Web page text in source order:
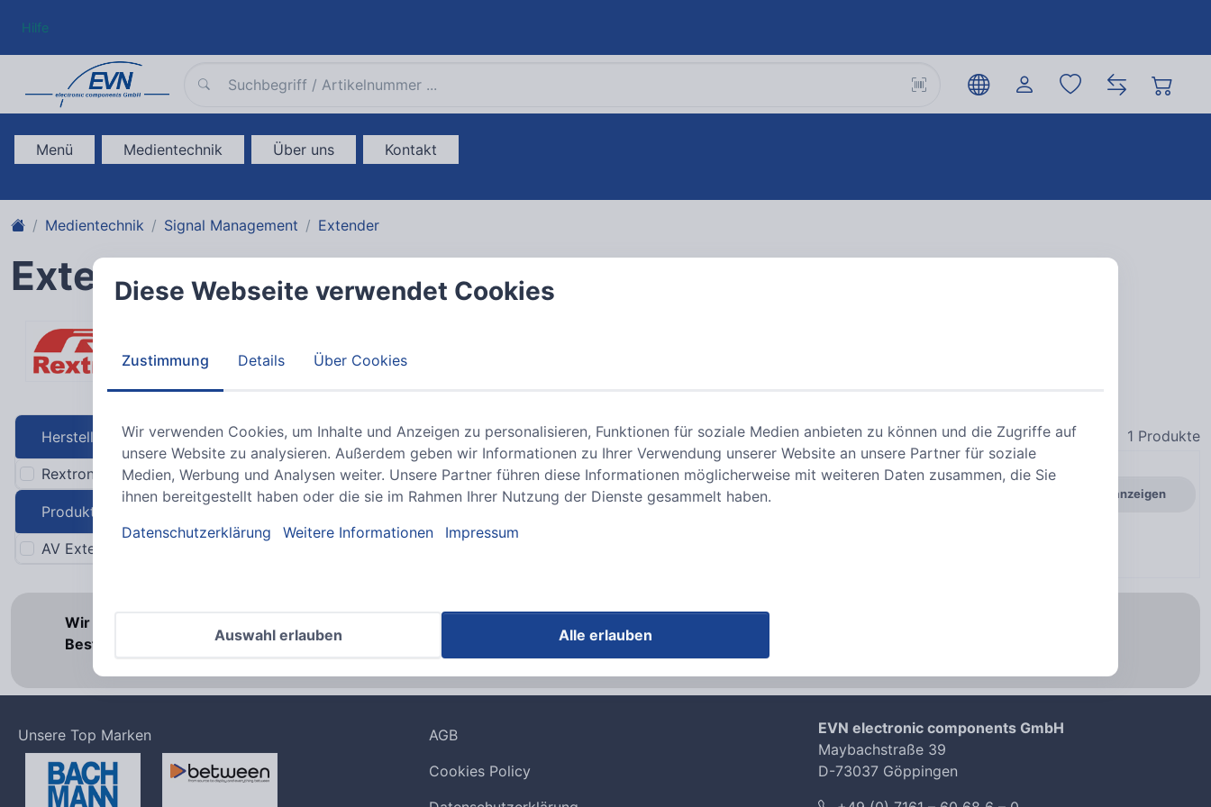
Hilfe
Menü Medientechnik Über uns Kontakt
Medientechnik Signal Management Extender
Extender
Hersteller
Rextron 1
Produktkategorie
AV Extender
1 Produkte
Video Extender
Varianten anzeigen
Wir weisen darauf hin, dass sich unser Angebot ausschließlich an Unternehmen und Gewerbetreibende richtet.
Bestellungen von Privatpersonen können wir nicht entgegennehmen.
Unsere Top Marken
AGB
Cookies Policy
EVN electronic components GmbH
Maybachstraße 39
D-73037 Göppingen
Diese Webseite verwendet Cookies
Zustimmung Details Über Cookies
Wir verwenden Cookies, um Inhalte und Anzeigen zu personalisieren, Funktionen für soziale Medien anbieten zu können und die Zugriffe auf
unsere Website zu analysieren. Außerdem geben wir Informationen zu Ihrer Verwendung unserer Website an unsere Partner für soziale
Medien, Werbung und Analysen weiter. Unsere Partner führen diese Informationen möglicherweise mit weiteren Daten zusammen, die Sie
ihnen bereitgestellt haben oder die sie im Rahmen Ihrer Nutzung der Dienste gesammelt haben.
Datenschutzerklärung
Weitere Informationen Impressum
Auswahl erlauben Alle erlauben